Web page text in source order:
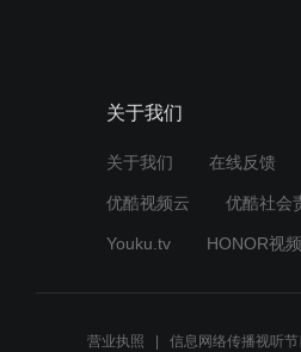
关于我们
关于我们 在线反馈
优酷视频云 优酷社会
Youku.tv HONOR视频
营业执照 信息网络传播视听